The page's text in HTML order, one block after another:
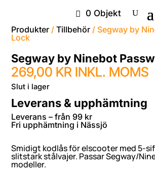
0 Objekt
Produkter /Tillbehör / Segway by
Lock
Segway by Ninebot
269,00 KR INKL. MOMS
Slut i lager
Leverans & upphämtning
Leverans – från 99 kr
Fri upphämtning i Nässjö
Smidigt kodlås för elscooter med 5-
slitstark stålvajer. Passar Segway/
modeller.